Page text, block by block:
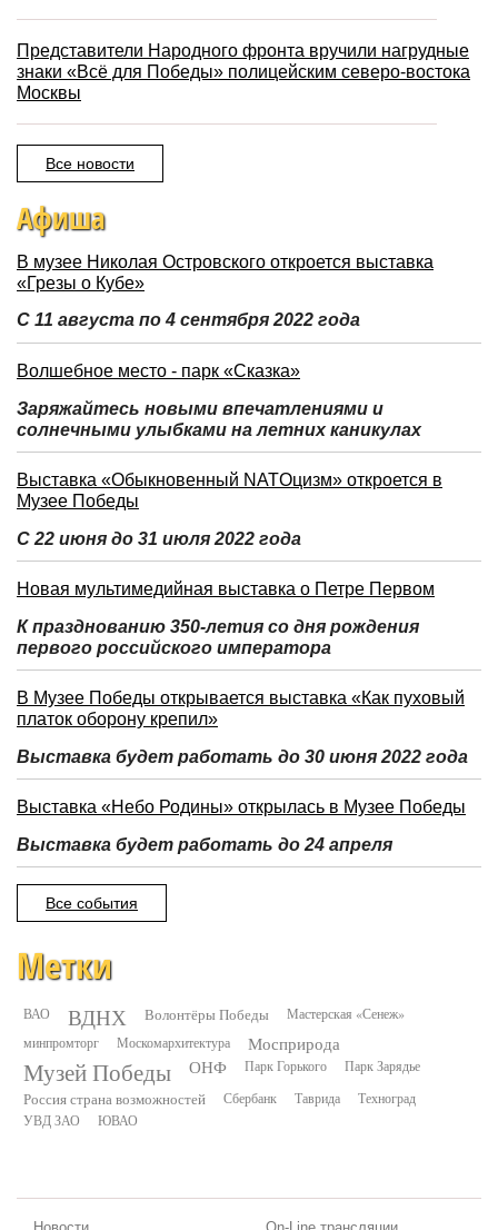
Представители Народного фронта вручили нагрудные
знаки «Всё для Победы» полицейским северо-востока
Москвы
Все новости
Афиша
В музее Николая Островского откроется выставка
«Грезы о Кубе»
С 11 августа по 4 сентября 2022 года
Волшебное место - парк «Сказка»
Заряжайтесь новыми впечатлениями и
солнечными улыбками на летних каникулах
Выставка «Обыкновенный NATOцизм» откроется в
Музее Победы
С 22 июня до 31 июля 2022 года
Новая мультимедийная выставка о Петре Первом
К празднованию 350-летия со дня рождения
первого российского императора
В Музее Победы открывается выставка «Как пуховый
платок оборону крепил»
Выставка будет работать до 30 июня 2022 года
Выставка «Небо Родины» открылась в Музее Победы
Выставка будет работать до 24 апреля
Все события
Метки
ВАО ВДНХ Волонтёры Победы
Мастерская «Сенеж»
минпромторг
Москомархитектура Мосприрода
Музей Победы ОНФ Парк Горького Парк Зарядье
Россия страна возможностей Сбербанк Таврида
Техноград
УВД ЗАО
ЮВАО